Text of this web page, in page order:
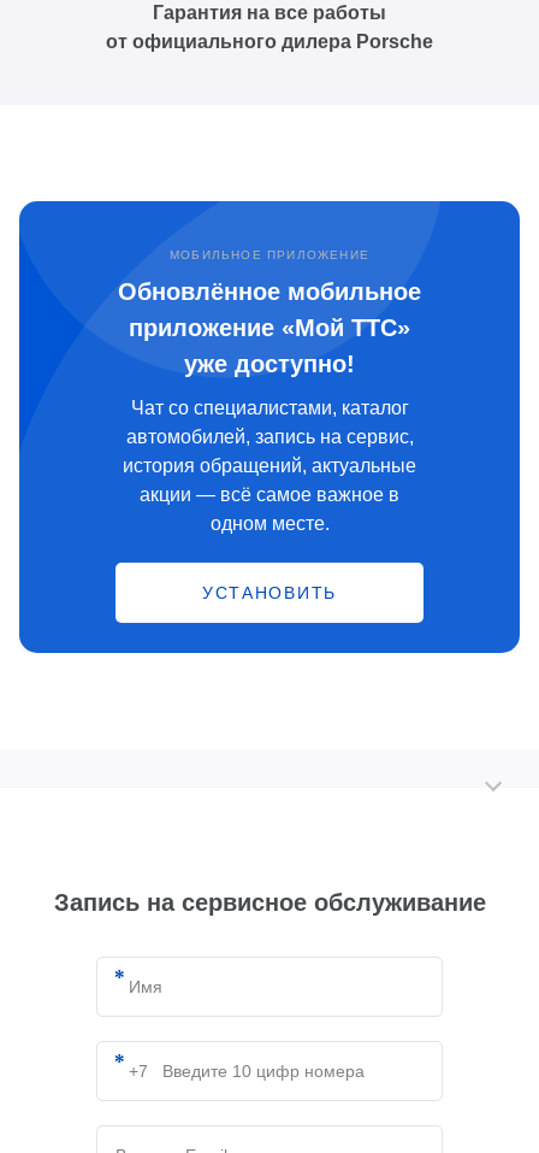
Гарантия на все работы
от официального дилера Porsche
МОБИЛЬНОЕ ПРИЛОЖЕНИЕ
Обновлённое мобильное
приложение «Мой ТТС»
уже доступно!
Чат со специалистами, каталог
автомобилей, запись на сервис,
история обращений, актуальные
акции — всё самое важное в
одном месте.
УСТАНОВИТЬ
Запись на сервисное обслуживание